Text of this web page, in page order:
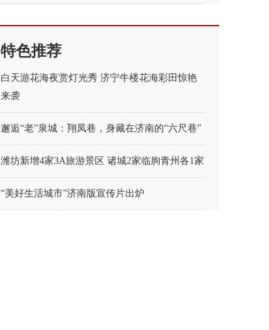
特色推荐
白天游花海夜赏灯光秀 济宁牛楼花海彩田惊艳
来袭
邂逅“老”泉城：翔凤巷，身藏在济南的“六尺巷”
潍坊新增4家3A旅游景区 诸城2家临朐青州各1家
“美好生活城市”济南版宣传片出炉